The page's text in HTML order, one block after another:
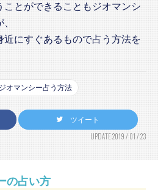
とができることもジオマンシ
にすぐあるもので占う方法を
ジオマンシー占う方法
ツイート
UPDATE:2019 / 01 / 23
の占い方